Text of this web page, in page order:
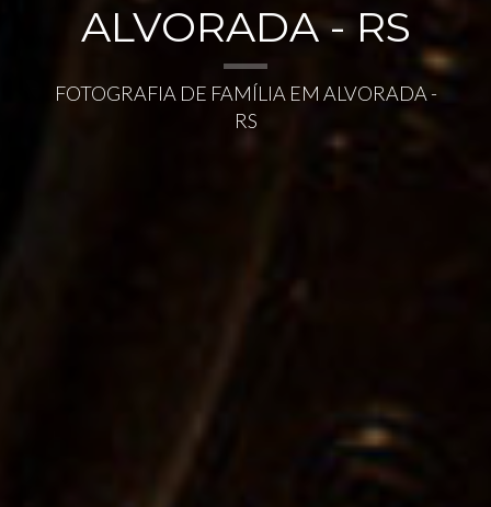
ALVORADA - RS
FOTOGRAFIA DE FAMÍLIA EM ALVORADA -
RS